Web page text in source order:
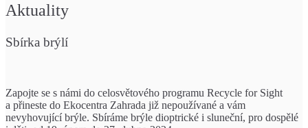
Aktuality
Sbírka brýlí
Zapojte se s námi do celosvětového programu Recycle for Sight
a přineste do Ekocentra Zahrada již nepoužívané a vám
nevyhovující brýle. Sbíráme brýle dioptrické i sluneční, pro dospělé